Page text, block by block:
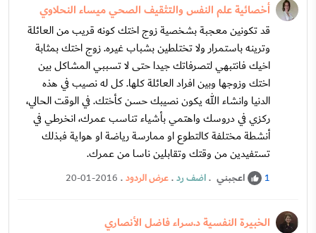
أخصائية علم النفس والتثقيف الصحي ميساء النحلاوي
قد تكونين معجبة بشخصية زوج اختك كونه قريب من العائلة
وترينه باستمرار ولا تختلطين بشباب غيره. زوج اختك بمثابة
اخيك فانتبهي لتصرفاتك جيدا حتى لا تسببي المشاكل بين
اختك وزوجها وبين افراد العائلة كلها. كل له نصيب في هذه
الدنيا وانشاء الله يكون نصيبك حسن كأختك. في الوقت الحالي،
ركزي في دروسك واهتمي بأشياء تناسب عمرك، انخرطي في
أنشطة مختلفة كالتطوع او ممارسة رياضة او هواية فبذلك
تستفيدين من وقتك وتقابلين ناسا من عمرك.
1 اعجبني .اضف رد.عرض الردود.
20-01-2016
الخبيرة النفسية د.سراء فاضل الأنصاري